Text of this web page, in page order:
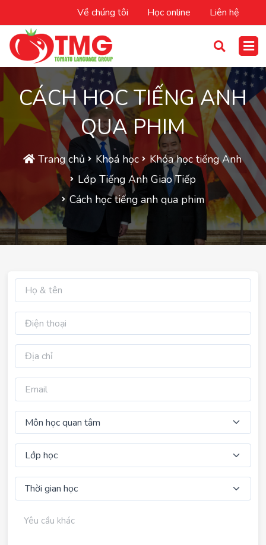
Về chúng tôi Học online Liên hệ
CÁCH HỌC TIẾNG ANH
QUA PHIM
Trang chủ Khoá học
Khóa học tiếng Anh
Lớp Tiếng Anh Giao Tiếp
Cách học tiếng anh qua phim